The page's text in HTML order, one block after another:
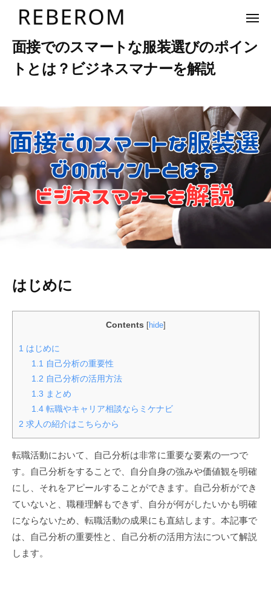
ス
キ
ッ
R
E
B
R
O
M
株
会
ロ
ム
メ
ー
面接でのスマートな服装選びのポイン
トとは？ビジネスマナーを解説
0
3
年
月
1
1
y
s
e
0
の
コ
メ
ン
ト
はじめに
Contents [hide]
1 はじめに
1.1 自己分析の重要性
1.2 自己分析の活用方法
1.3 まとめ
1.4 転職やキャリア相談ならミケナビ
2 求人の紹介はこちらから
転職活動において、自己分析は非常に重要な要素の一つで
す。自己分析をすることで、自分自身の強みや価値観を明確
にし、それをアピールすることができます。自己分析ができ
ていないと、職種理解もできず、自分が何がしたいかも明確
にならないため、転職活動の成果にも直結します。本記事で
は、自己分析の重要性と、自己分析の活用方法について解説
します。
E
R
O